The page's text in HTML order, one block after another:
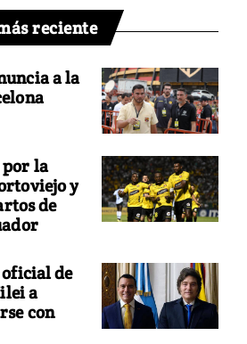
reciente
a la
por la
y
de
oficial de
a
con